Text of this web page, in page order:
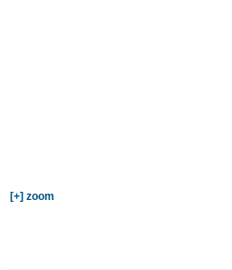
[+] zoom